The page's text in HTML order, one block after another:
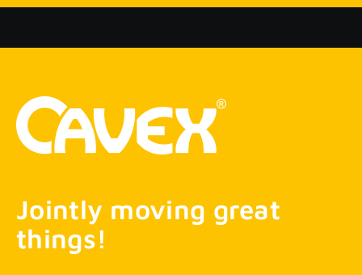
Jointly moving great
things!